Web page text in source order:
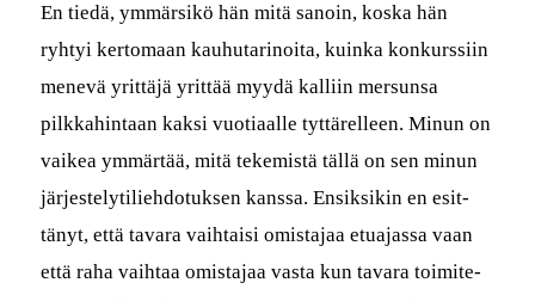
En tiedä, ymmär­sikö hän mitä sanoin, kos­ka hän
ryhtyi ker­tomaan kauhutari­noi­ta, kuin­ka konkurssi­in
menevä yrit­täjä yrit­tää myy­dä kalli­in mer­sun­sa
pilkkahin­taan kak­si vuo­ti­aalle tyt­tärelleen. Min­un on
vaikea ymmärtää, mitä tekemistä täl­lä on sen min­un
jär­jeste­lytiliehdo­tuk­sen kanssa. Ensik­sikin en esit­
tänyt, että tavara vai­h­taisi omis­ta­jaa etu­a­jas­sa vaan
että raha vai­h­taa omis­ta­jaa vas­ta kun tavara toimite­